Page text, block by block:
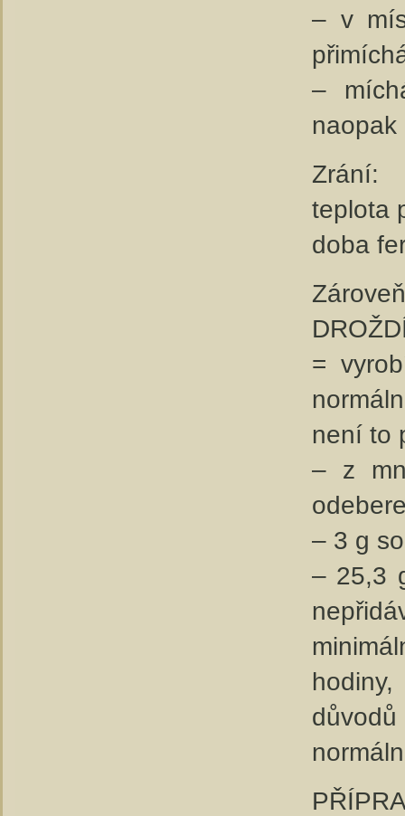
– v
–
naopak
Zrání:
teplota
doba
=
není to
– z
– 3 g
– 25,3